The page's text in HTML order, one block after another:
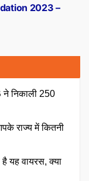
2023 –
निकाली 250
राज्य में कितनी
यह वायरस, क्या